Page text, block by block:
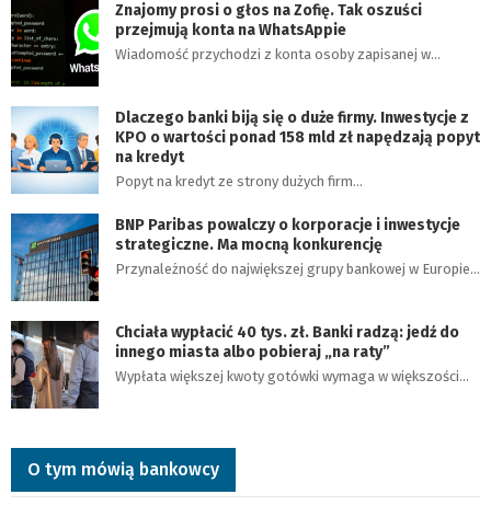
Znajomy prosi o głos na Zofię. Tak oszuści
przejmują konta na WhatsAppie
Wiadomość przychodzi z konta osoby zapisanej w…
Dlaczego banki biją się o duże firmy. Inwestycje z
KPO o wartości ponad 158 mld zł napędzają popyt
na kredyt
Popyt na kredyt ze strony dużych firm…
BNP Paribas powalczy o korporacje i inwestycje
strategiczne. Ma mocną konkurencję
Przynależność do największej grupy bankowej w Europie…
Chciała wypłacić 40 tys. zł. Banki radzą: jedź do
innego miasta albo pobieraj „na raty”
Wypłata większej kwoty gotówki wymaga w większości…
O tym mówią bankowcy